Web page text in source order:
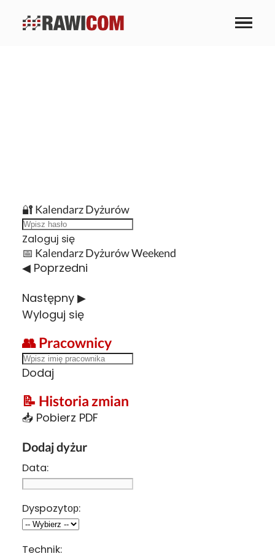
🔐 Kalendarz Dyżurów
Zaloguj się
📅 Kalendarz Dyżurów Weekend
◀ Poprzedni
Następny ▶
Wyloguj się
👥 Pracownicy
Dodaj
📝 Historia zmian
📥 Pobierz PDF
Dodaj dyżur
Data:
Dyspozytор:
Technik: